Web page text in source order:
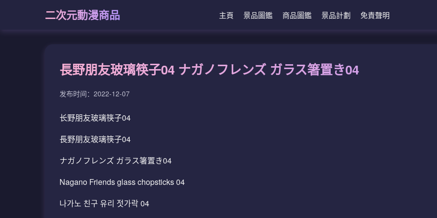
二次元動漫商品 主頁 景品圖鑑 商品圖鑑 景品計劃 免責聲明
長野朋友玻璃筷子04 ナガノフレンズ ガラス箸置き04
发布时间：2022-12-07
长野朋友玻璃筷子04
長野朋友玻璃筷子04
ナガノフレンズ ガラス箸置き04
Nagano Friends glass chopsticks 04
나가노 친구 유리 젓가락 04